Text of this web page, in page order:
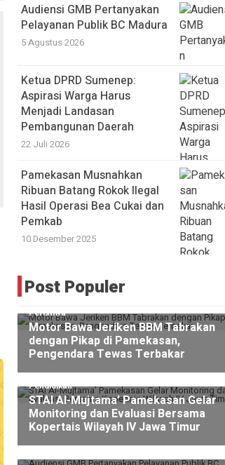
Audiensi GMB Pertanyakan
Pelayanan Publik BC Madura
5 Agustus 2026
Ketua DPRD Sumenep:
Aspirasi Warga Harus
Menjadi Landasan
Pembangunan Daerah
22 Juli 2026
Pamekasan Musnahkan
Ribuan Batang Rokok Ilegal
Hasil Operasi Bea Cukai dan
Pemkab
10 Desember 2025
Post Populer
Peristiwa
Motor Bawa Jeriken BBM Tabrakan
dengan Pikap di Pamekasan,
Pengendara Tewas Terbakar
Pendidikan
STAI Al-Mujtama’ Pamekasan Gelar
Monitoring dan Evaluasi Bersama
Kopertais Wilayah IV Jawa Timur